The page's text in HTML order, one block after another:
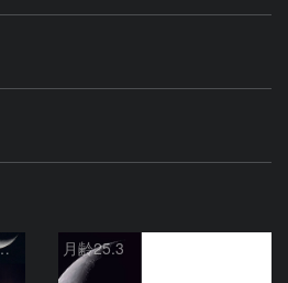
（おうし座β星） 月齢25.3